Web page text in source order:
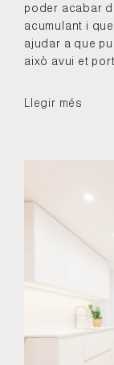
poder acabar
acumulant i
ajudar a que
això avui et
Llegir més